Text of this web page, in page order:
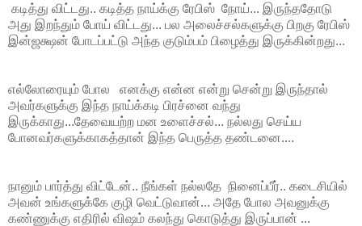
கடித்து விட்டது.. கடித்த நாய்க்கு ரேபிஸ் நோய்... இருந்ததோடு
அது இறந்தும் போய் விட்டது... பல அலைச்சல்களுக்கு பிறகு ரேபிஸ்
இன்ஜக்ஷன் போடப்பட்டு அந்த குடும்பம் பிழைத்து இருக்கின்றது...
எல்லோரையும் போல எனக்கு என்ன என்று சென்று இருந்தால்
அவர்களுக்கு இந்த நாய்க்கடி பிரச்னை வந்து
இருக்காது...தேவையற்ற மன உளைச்சல்... நல்லது செய்ய
போனவர்களுக்காகத்தான் இந்த பெருத்த தண்டனை....
நானும் பார்த்து விட்டேன்.. நீங்கள் நல்லதே நினைப்பீர்.. கடைசியில்
அவன் உங்களுக்கே குழி வெட்டுவான்... அதே போல அவனுக்கு
கண்ணுக்கு எதிரில் விஷம் கலந்து கொடுத்து இருப்பான் ...